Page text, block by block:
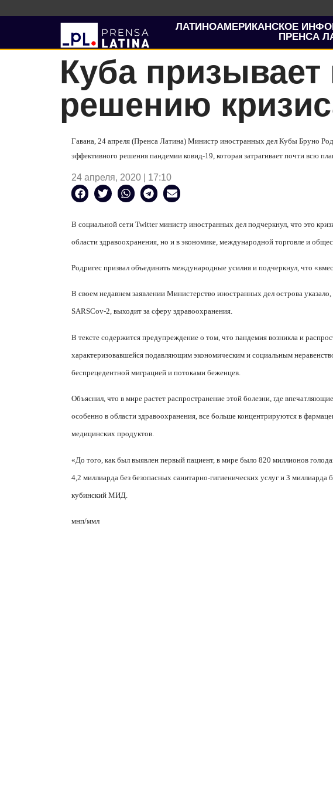
ЛАТИНОАМЕРИКАНСКОЕ
ПРЕНСА
Куба
решению
Гавана, 24 апреля (Пренса Латина) Министр иностранных дел Кубы Бруно
эффективного решения пандемии ковид-19, которая затрагивает почти всю
24 апреля, 2020 | 17:10
В социальной сети Twitterминистр иностранных дел подчеркнул, что это
области здравоохранения, но и в экономике, международной торговле и
Родригес призвал объединить международные усилия и подчеркнул, что
В своем недавнем заявлении Министерство иностранных дел острова
SARSCov-2, выходит за сферу здравоохранения.
В тексте содержится предупреждение о том, что пандемия возникла и
характеризовавшейся подавляющим экономическим и социальным
беспрецедентной миграцией и потоками беженцев.
Объяснил, что в мире растет распространение этой болезни, где
особенно в области здравоохранения, все больше концентрируются в
медицинских продуктов.
«До того, как был выявлен первый пациент, в мире было 820 миллионов
4,2 миллиарда без безопасных санитарно-гигиенических услуг и 3 миллиарда
кубинский МИД.
мнп/ммл